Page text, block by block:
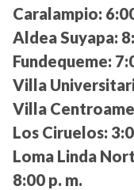
Caralampio:
Aldea Suyapa:
Fundequeme:
Villa
Villa
Los Ciruelos:
Loma Linda
8:00 p. m.